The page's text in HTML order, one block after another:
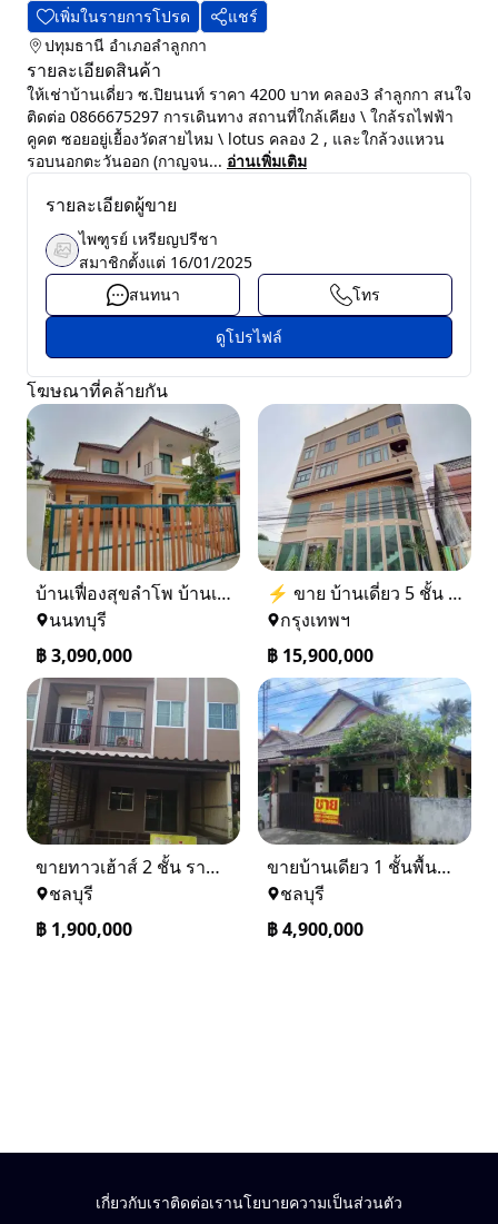
เพิ่มในรายการโปรด
แชร์
ปทุมธานี อำเภอลำลูกกา
รายละเอียดสินค้า
ให้เช่าบ้านเดี่ยว ซ.ปิยนนท์ ราคา 4200 บาท คลอง3 ลำลูกกา สนใจ
ติดต่อ 0866675297 การเดินทาง สถานที่ใกล้เคียง \ ใกล้รถไฟฟ้า
คูคต ซอยอยู่เยื้องวัดสายไหม \ lotus คลอง 2 , และใกล้วงแหวน
รอบนอกตะวันออก (กาญจน... อ่านเพิ่มเติม
รายละเอียดผู้ขาย
ไพฑูรย์ เหรียญปรีชา
สมาชิกตั้งแต่ 16/01/2025
สนทนา
โทร
ดูโปรไฟล์
โฆษณาที่คล้ายกัน
บ้านเฟื่องสุขลำโพ บ้านเดี่ยวสร้างใหม่ บางบัวทอง
นนทบุรี
฿3,090,000
⚡ ขาย บ้านเดี่ยว 5 ชั้น ซอย ประชาชื่น 14 ใกล้ BTS
กรุงเทพฯ
฿ 15,900,000
ขายทาวเฮ้าส์ 2 ชั้น ราคา 1.9 ล้านบาท ที่อยู่ ศรีราชา ชลบุรี
ชลบุรี
฿ 1,900,000
ขายบ้านเดียว 1 ชั้นพื้นที่ 102 ตรว บางละมุง ชลบุรี
ชลบุรี
฿4,900,000
เกี่ยวกับเราติดต่อเรานโยบายความเป็นส่วนตัว